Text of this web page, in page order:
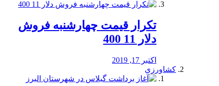
تکرار قیمت چهارشنبه فروش
دلار 11 400
اکتبر 17, 2019
کشاورزی